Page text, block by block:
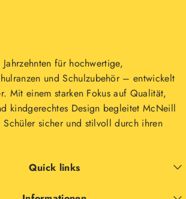
für hochwertige,
und Schulzubehör – entwickelt
Mit einem starken Fokus auf Qualität,
kindgerechtes Design begleitet McNeill
Schüler sicher und stilvoll durch ihren
Quick links